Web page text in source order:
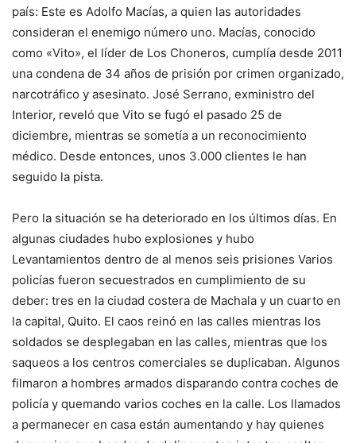
país: Este es Adolfo Macías, a quien las autoridades
consideran el enemigo número uno. Macías, conocido
como «Vito», el líder de Los Choneros, cumplía desde 2011
una condena de 34 años de prisión por crimen organizado,
narcotráfico y asesinato. José Serrano, exministro del
Interior, reveló que Vito se fugó el pasado 25 de
diciembre, mientras se sometía a un reconocimiento
médico. Desde entonces, unos 3.000 clientes le han
seguido la pista.
Pero la situación se ha deteriorado en los últimos días. En
algunas ciudades hubo explosiones y hubo
Levantamientos dentro de al menos seis prisiones Varios
policías fueron secuestrados en cumplimiento de su
deber: tres en la ciudad costera de Machala y un cuarto en
la capital, Quito. El caos reinó en las calles mientras los
soldados se desplegaban en las calles, mientras que los
saqueos a los centros comerciales se duplicaban. Algunos
filmaron a hombres armados disparando contra coches de
policía y quemando varios coches en la calle. Los llamados
a permanecer en casa están aumentando y hay quienes